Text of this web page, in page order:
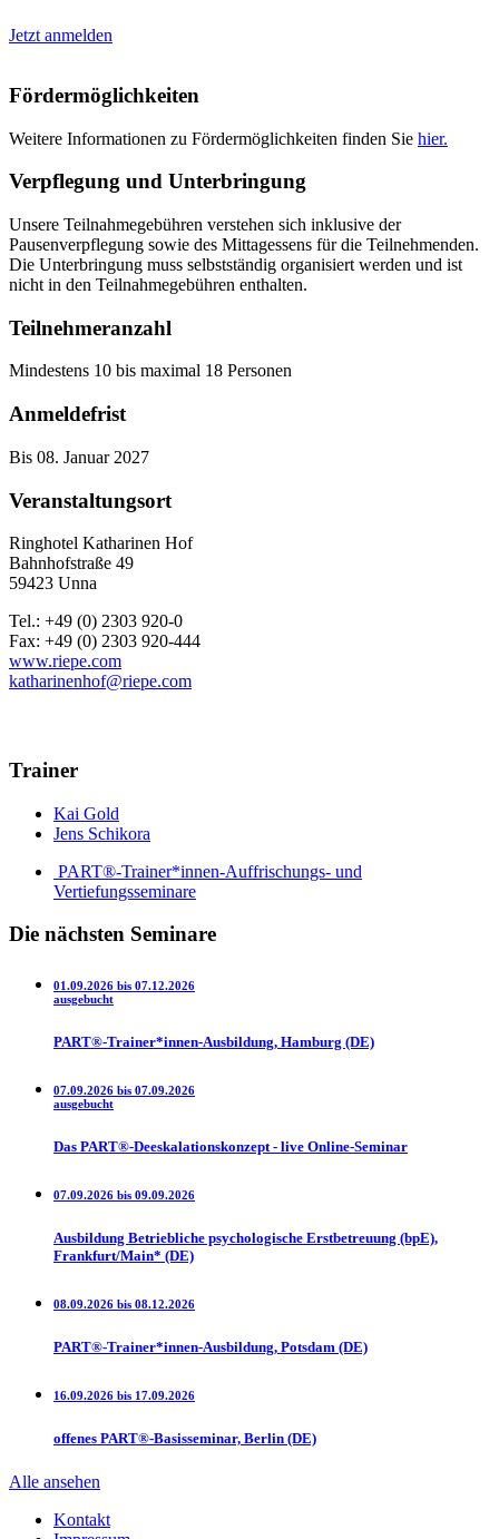
Jetzt anmelden
Fördermöglichkeiten
Weitere Informationen zu Fördermöglichkeiten finden Sie hier.
Verpflegung und Unterbringung
Unsere Teilnahmegebühren verstehen sich inklusive der
Pausenverpflegung sowie des Mittagessens für die Teilnehmenden.
Die Unterbringung muss selbstständig organisiert werden und ist
nicht in den Teilnahmegebühren enthalten.
Teilnehmeranzahl
Mindestens 10 bis maximal 18 Personen
Anmeldefrist
Bis 08. Januar 2027
Veranstaltungsort
Ringhotel Katharinen Hof
Bahnhofstraße 49
59423 Unna
Tel.: +49 (0) 2303 920-0
Fax: +49 (0) 2303 920-444
www.riepe.com
katharinenhof@riepe.com
Trainer
Kai Gold
Jens Schikora
PART®-Trainer*innen-Auffrischungs- und
Vertiefungsseminare
Die nächsten Seminare
01.09.2026 bis 07.12.2026
ausgebucht
PART®-Trainer*innen-Ausbildung, Hamburg (DE)
07.09.2026 bis 07.09.2026
ausgebucht
Das PART®-Deeskalationskonzept - live Online-Seminar
07.09.2026 bis 09.09.2026
Ausbildung Betriebliche psychologische Erstbetreuung (bpE),
Frankfurt/Main* (DE)
08.09.2026 bis 08.12.2026
PART®-Trainer*innen-Ausbildung, Potsdam (DE)
16.09.2026 bis 17.09.2026
offenes PART®-Basisseminar, Berlin (DE)
Alle ansehen
Kontakt